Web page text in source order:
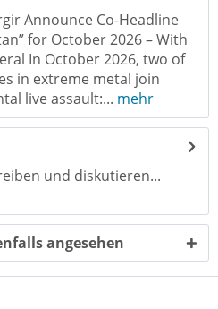
Announce Co-Headline
for October 2026 – With
In October 2026, two of
in extreme metal join
live assault:... mehr
und diskutieren...
angesehen